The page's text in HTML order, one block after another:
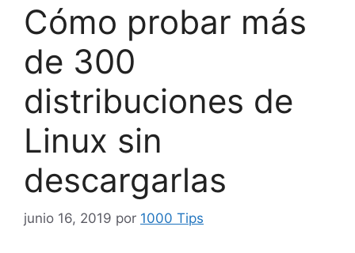
Cómo probar más
de 300
distribuciones de
Linux sin
descargarlas
junio 16, 2019 por 1000 Tips